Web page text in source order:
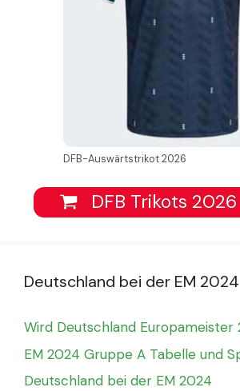
DFB-Auswärtstrikot 2026
DFB Trikots
Deutschland bei der EM 2024
Wird Deutschland Europameister
EM 2024 Gruppe A Tabelle und
Deutschland bei der EM 2024